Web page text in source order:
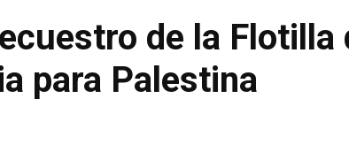
de la Flotilla
para Palestina